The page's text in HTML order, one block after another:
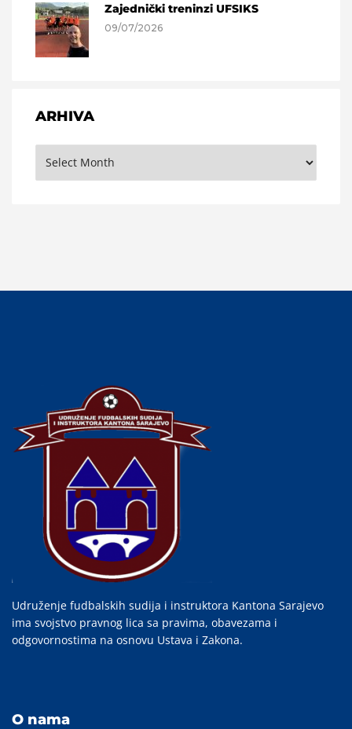
Zajednički treninzi UFSIKS
09/07/2026
ARHIVA
Udruženje fudbalskih sudija i instruktora Kantona Sarajevo
ima svojstvo pravnog lica sa pravima, obavezama i
odgovornostima na osnovu Ustava i Zakona.
O nama